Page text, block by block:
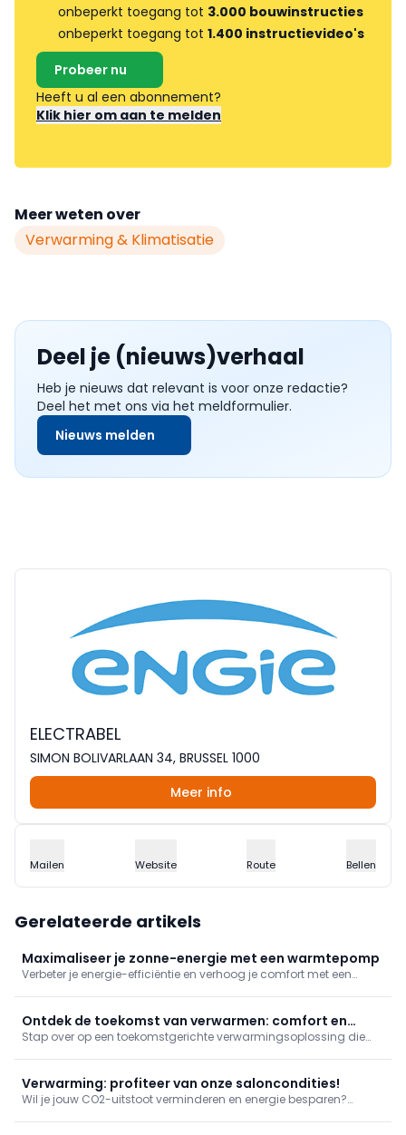
onbeperkt toegang tot 3.000 bouwinstructies
onbeperkt toegang tot 1.400 instructievideo's
Probeer nu
Heeft u al een abonnement?
Klik hier om aan te melden
Meer weten over
Verwarming & Klimatisatie
Deel je (nieuws)verhaal
Heb je nieuws dat relevant is voor onze redactie?
Deel het met ons via het meldformulier.
Nieuws melden
ELECTRABEL
SIMON BOLIVARLAAN 34, BRUSSEL 1000
Meer info
Mailen Website Route Bellen
Gerelateerde artikels
Maximaliseer je zonne-energie met een warmtepomp
Verbeter je energie-efficiëntie en verhoog je comfort met een
Ontdek de toekomst van verwarmen: comfort en
duurzaamheid
Stap over op een toekomstgerichte verwarmingsoplossing die
Verwarming: profiteer van onze saloncondities!
Wil je jouw CO2-uitstoot verminderen en energie besparen?